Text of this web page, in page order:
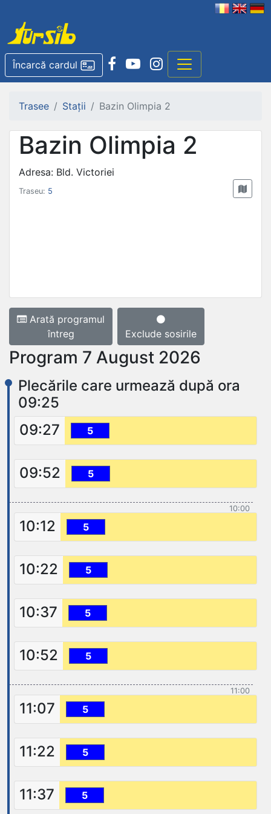
Încarcă cardul
Trasee Stații Bazin Olimpia 2
Bazin Olimpia 2
Adresa: Bld. Victoriei
Traseu: 5
Arată programul
întreg
Exclude sosirile
Program 7 August 2026
Plecările care urmează după ora
09:25
09:27
5
09:52 5
10:00
10:12 5
10:22 5
10:37 5
10:52 5
11:00
11:07 5
11:22 5
11:37 5